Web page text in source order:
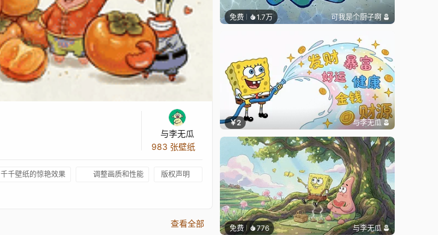
与李无瓜
983 张壁纸
千千壁纸的惊艳效果 调整画质和性能 版权声明
查看全部
免费 1.7万 可我是个厨子啊
￥2 与李无瓜
免费 776 与李无瓜